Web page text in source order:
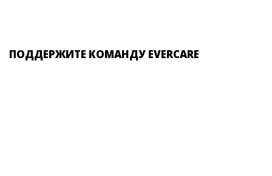
ПОДДЕРЖИТЕ КОМАНДУ EVERCARE